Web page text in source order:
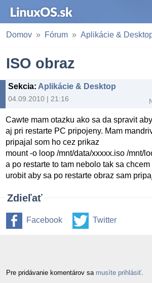
Domov Fórum Aplikácie &
ISO obraz
Sekcia: Aplikácie & Desktop
04.09.2010 | 21:16
Cawte mam otazku ako sa da spravit
aj pri restarte PC pripojeny. Mam
pripajal som ho cez prikaz
mount -o loop /mnt/data/xxxxx.iso /mnt/
a po restarte to tam nebolo tak sa
urobit aby sa po restarte obraz sam
Zdieľať
Facebook Twitter
Pre pridávanie komentárov sa musíte prihlásiť